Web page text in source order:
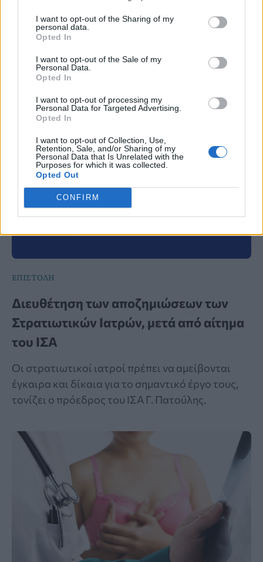
I want to opt-out of the Sharing of my
personal data.
Opted In
I want to opt-out of the Sale of my
Personal Data.
Opted In
I want to opt-out of processing my
Personal Data for Targeted Advertising.
Opted In
I want to opt-out of Collection, Use,
Retention, Sale, and/or Sharing of my
Personal Data that Is Unrelated with the
Purposes for which it was collected.
Opted Out
CONFIRM
Προστατεύεστε σωστά από τον ήλιο; Δείτε τα 3
πιο κοινά καλοκαιρινά λάθη που, σύμφωνα με
καρκίνο του δέρματος.
ΕΠΙΣΤΟΛΗ
Διευθέτηση των αποζημιώσεων των
Στρατιωτικών Ιατρών, μετά από αίτημα
του ΙΣΑ
Οι στρατιωτικοί ιατροί πρέπει να αμείβονται
έγκαιρα και δίκαια για το σημαντικό έργο τους,
τονίζει ο πρόεδρος του ΙΣΑ Γ. Πατούλης.